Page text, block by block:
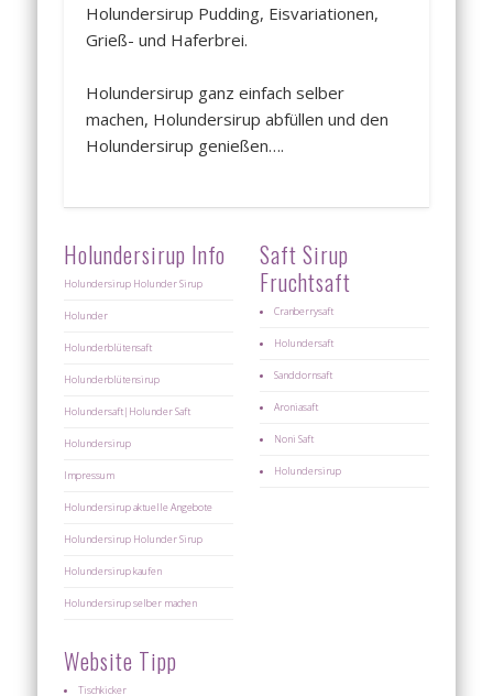
Holundersirup Pudding, Eisvariationen,
Grieß- und Haferbrei.
Holundersirup ganz einfach selber
machen, Holundersirup abfüllen und den
Holundersirup genießen….
Holundersirup Info
Holundersirup Holunder Sirup
Holunder
Holunderblütensaft
Holunderblütensirup
Holundersaft|Holunder Saft
Holundersirup
Impressum
Holundersirup aktuelle Angebote
Holundersirup Holunder Sirup
Holundersirup kaufen
Holundersirup selber machen
Saft Sirup
Fruchtsaft
Cranberrysaft
Holundersaft
Sanddornsaft
Aroniasaft
Noni Saft
Holundersirup
Website Tipp
Tischkicker